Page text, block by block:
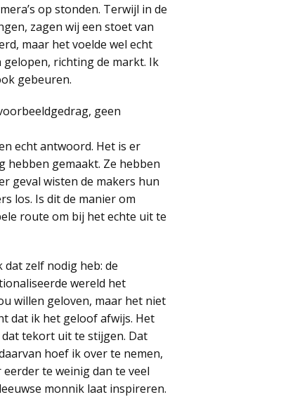
op stonden. Terwijl in de
zagen wij een stoet van
maar het voelde wel echt
richting de markt. Ik
gebeuren.
geen
echt antwoord. Het is er
hebben gemaakt. Ze hebben
geval wisten de makers hun
los. Is dit de manier om
route om bij het echte uit te
zelf nodig heb: de
wereld het
willen geloven, maar het niet
dat ik het geloof afwijs. Het
tekort uit te stijgen. Dat
hoef ik over te nemen,
te weinig dan te veel
monnik laat inspireren.